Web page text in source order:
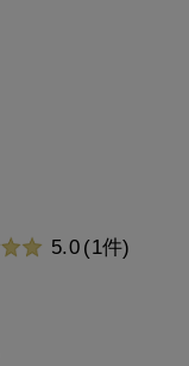
5.0 (1件)